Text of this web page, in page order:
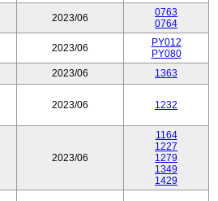
2023/06
0763
0764
2023/06
PY012
PY080
2023/06 1363
2023/06 1232
2023/06
1164
1227
1279
1349
1429